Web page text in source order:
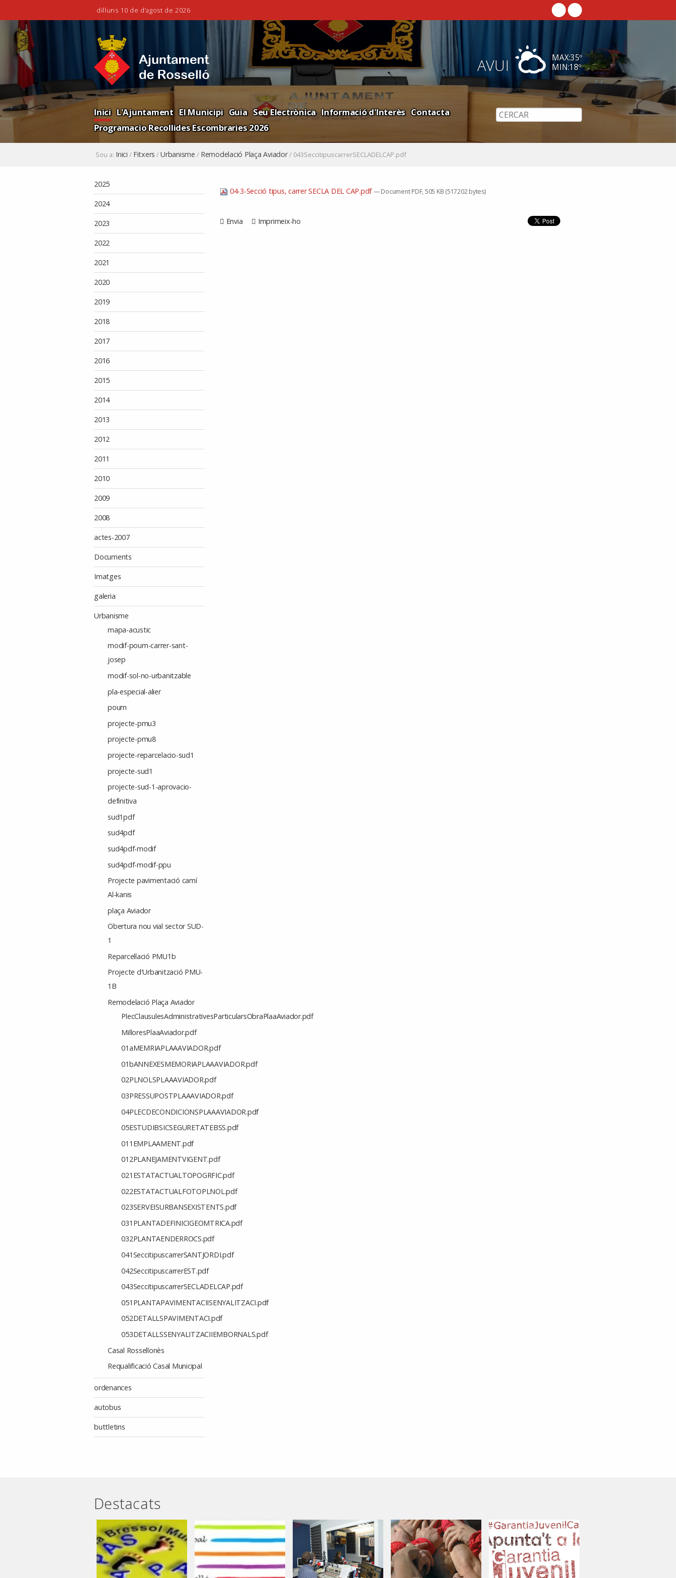
dilluns 10 de d’agost de 2026
al
contingut.
Salta
a
la
navegació
personals
AVUI MAX:35º
MIN:18º
Inici L'Ajuntament El Municipi Guia Seu Electrònica Informació d'Interès Contacta
Programacio Recollides Escombraries 2026
Sou a: Inici / Fitxers /Urbanisme / Remodelació Plaça Aviador/ 043SeccitipuscarrerSECLADELCAP.pdf
2025
2024
2023
2022
2021
2020
2019
2018
2017
2016
2015
2014
2013
2012
2011
2010
2009
2008
actes-2007
Documents
Imatges
galeria
Urbanisme
mapa-acustic
modif-poum-carrer-sant-
josep
modif-sol-no-urbanitzable
pla-especial-alier
poum
projecte-pmu3
projecte-pmu8
projecte-reparcelacio-sud1
projecte-sud1
projecte-sud-1-aprovacio-
definitiva
sud1pdf
sud4pdf
sud4pdf-modif
sud4pdf-modif-ppu
Projecte pavimentació camí
Al-kanis
plaça Aviador
Obertura nou vial sector SUD-
1
Reparcel·lació PMU1b
Projecte d'Urbanització PMU-
1B
Remodelació Plaça Aviador
PlecClausulesAdministrativesParticularsObraPlaaAviador.pdf
MilloresPlaaAviador.pdf
01aMEMRIAPLAAAVIADOR.pdf
01bANNEXESMEMORIAPLAAAVIADOR.pdf
02PLNOLSPLAAAVIADOR.pdf
03PRESSUPOSTPLAAAVIADOR.pdf
04PLECDECONDICIONSPLAAAVIADOR.pdf
05ESTUDIBSICSEGURETATEBSS.pdf
011EMPLAAMENT.pdf
012PLANEJAMENTVIGENT.pdf
021ESTATACTUALTOPOGRFIC.pdf
022ESTATACTUALFOTOPLNOL.pdf
023SERVEISURBANSEXISTENTS.pdf
031PLANTADEFINICIGEOMTRICA.pdf
032PLANTAENDERROCS.pdf
041SeccitipuscarrerSANTJORDI.pdf
042SeccitipuscarrerEST.pdf
043SeccitipuscarrerSECLADELCAP.pdf
051PLANTAPAVIMENTACIISENYALITZACI.pdf
052DETALLSPAVIMENTACI.pdf
053DETALLSSENYALITZACIIEMBORNALS.pdf
Casal Rossellonès
Requalificació Casal Municipal
ordenances
autobus
buttletins
04-3-Secció tipus, carrer SECLA DEL CAP.pdf— Document PDF, 505 KB (517202 bytes)
Envia Imprimeix-ho
Destacats